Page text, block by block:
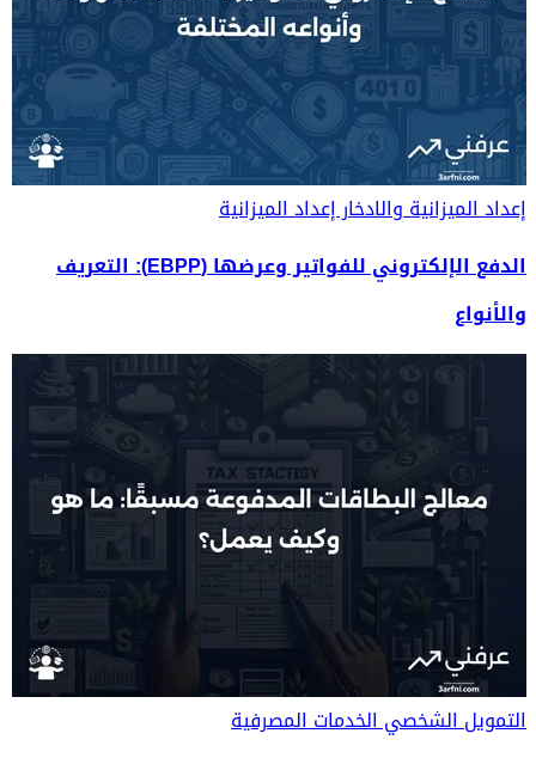
إعداد الميزانية والادخارإعداد الميزانية
الدفع الإلكتروني للفواتير وعرضها (EBPP): التعريف
والأنواع
التمويل الشخصيالخدمات المصرفية